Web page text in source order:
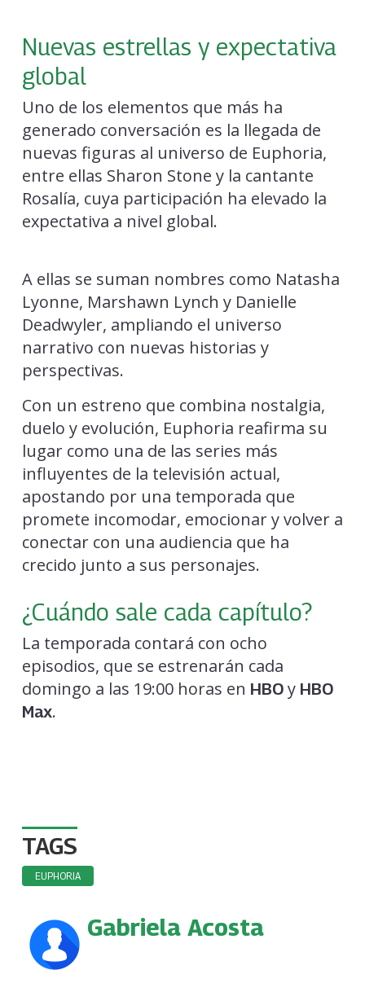
Nuevas estrellas y expectativa
global
Uno de los elementos que más ha
generado conversación es la llegada de
nuevas figuras al universo de Euphoria,
entre ellas Sharon Stone y la cantante
Rosalía, cuya participación ha elevado la
expectativa a nivel global.
A ellas se suman nombres como Natasha
Lyonne, Marshawn Lynch y Danielle
Deadwyler, ampliando el universo
narrativo con nuevas historias y
perspectivas.
Con un estreno que combina nostalgia,
duelo y evolución, Euphoria reafirma su
lugar como una de las series más
influyentes de la televisión actual,
apostando por una temporada que
promete incomodar, emocionar y volver a
conectar con una audiencia que ha
crecido junto a sus personajes.
¿Cuándo sale cada capítulo?
La temporada contará con ocho
episodios, que se estrenarán cada
domingo a las 19:00 horas en HBOy HBO
Max.
TAGS
EUPHORIA
Gabriela Acosta